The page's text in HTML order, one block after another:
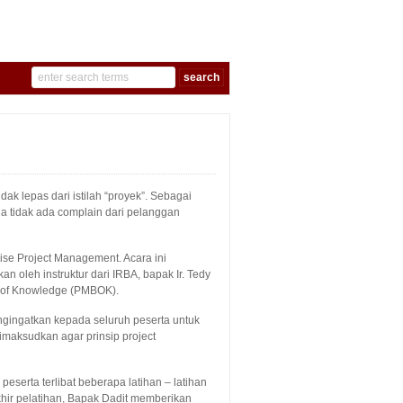
lepas dari istilah “proyek”. Sebagai
tidak ada complain dari pelanggan
Project Management. Acara ini
oleh instruktur dari IRBA, bapak Ir. Tedy
Knowledge (PMBOK).
kepada seluruh peserta untuk
agar prinsip project
terlibat beberapa latihan – latihan
pelatihan, Bapak Dadit memberikan